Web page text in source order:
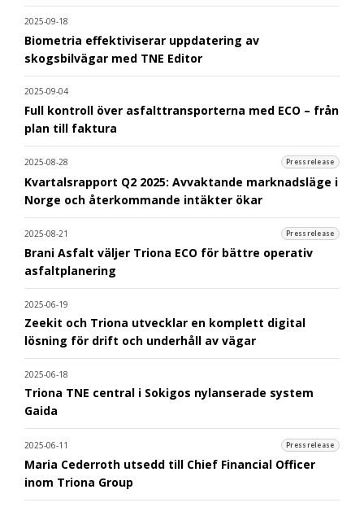
2025-09-18
Biometria effektiviserar uppdatering av
skogsbilvägar med TNE Editor
2025-09-04
Full kontroll över asfalttransporterna med ECO – från
plan till faktura
2025-08-28 Pressrelease
Kvartalsrapport Q2 2025: Avvaktande marknadsläge i
Norge och återkommande intäkter ökar
2025-08-21 Pressrelease
Brani Asfalt väljer Triona ECO för bättre operativ
asfaltplanering
2025-06-19
Zeekit och Triona utvecklar en komplett digital
lösning för drift och underhåll av vägar
2025-06-18
Triona TNE central i Sokigos nylanserade system
Gaida
2025-06-11 Pressrelease
Maria Cederroth utsedd till Chief Financial Officer
inom Triona Group